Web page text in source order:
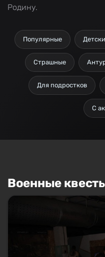
Родину.
Популярные
Страшные
Для подростков
С
Военные